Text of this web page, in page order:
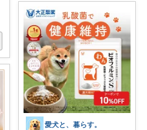
愛犬と、暮らす。